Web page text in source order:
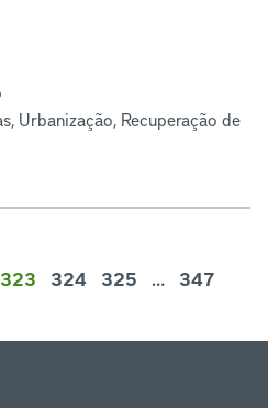
Urbanização, Recuperação de
323 324 325 …
347